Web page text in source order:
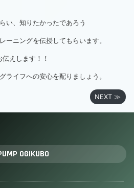
い、知りたかったであろう
ーニングを伝授してもらいます。
えします！！
ライフへの安心を配りましょう。
NEXT ≫
OGIKUBO